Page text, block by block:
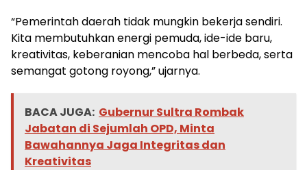
“Pemerintah daerah tidak mungkin bekerja sendiri.
Kita membutuhkan energi pemuda, ide-ide baru,
kreativitas, keberanian mencoba hal berbeda, serta
semangat gotong royong,” ujarnya.
BACA JUGA: Gubernur Sultra Rombak
Jabatan di Sejumlah OPD, Minta
Bawahannya Jaga Integritas dan
Kreativitas